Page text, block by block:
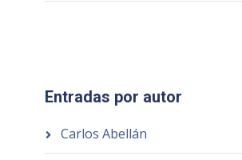
Entradas por autor
Carlos Abellán